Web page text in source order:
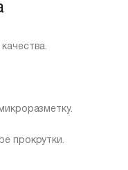
прокрутки.